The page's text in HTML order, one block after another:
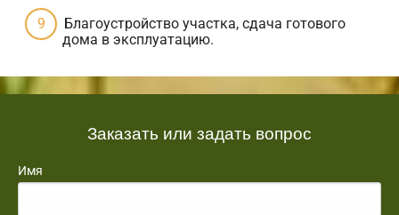
Благоустройство участка, сдача готового
дома в эксплуатацию.
Заказать или задать вопрос
Имя